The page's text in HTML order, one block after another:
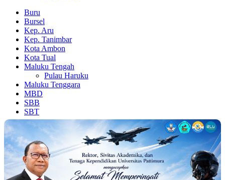
Buru
Bursel
Kep. Aru
Kep. Tanimbar
Kota Ambon
Kota Tual
Maluku Tengah
Pulau Haruku
Maluku Tenggara
MBD
SBB
SBT